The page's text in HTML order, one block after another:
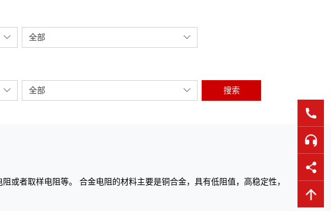
全部
全部 搜索
或者取样电阻等。 合金电阻的材料主要是铜合金，具有低阻值，高稳定性，